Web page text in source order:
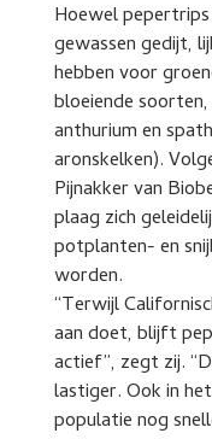
Hoewel
gewassen gedijt,
hebben voor
bloeiende
anthurium en
aronskelken).
Pijnakker van
plaag zich
potplanten- en
worden.
“Terwijl
aan doet, blijft
actief”, zegt zij.
lastiger. Ook in
populatie nog